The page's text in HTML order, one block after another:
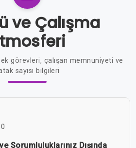
ve Çalışma
görevleri, çalışan memnuniyeti ve
sayısı bilgileri
Sorumluluklarınız Dışında